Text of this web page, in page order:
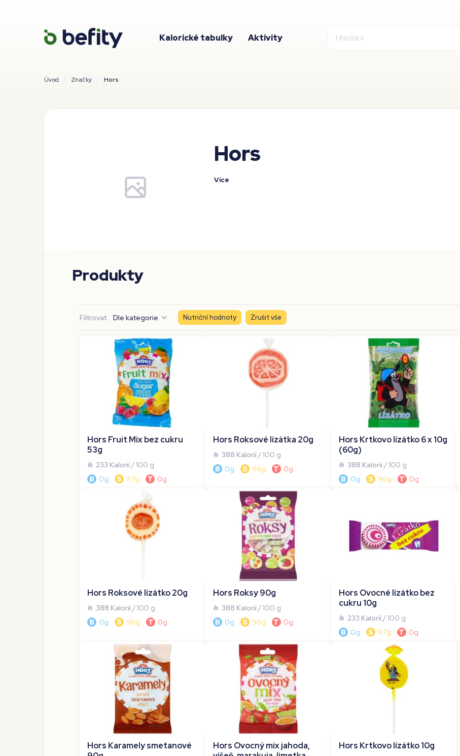
Kalorické tabulky Aktivity
Úvod Značky Hors
Hors
Více
Produkty
Filtrovat: Dle kategorie Nutriční hodnoty Zrušit vše
Hors Fruit Mix bez cukru
53g
233 Kalorií/ 100 g
B
0g S 97g T 0g
Hors Roksové lízátka 20g
388 Kalorií/ 100 g
B
0g S 96g T 0g
Hors Krtkovo lízátko 6 x 10g
(60g)
388 Kalorií/ 100 g
B
0g S 96g T 0g
Hors Roksové lízátko 20g
388 Kalorií/ 100 g
B
0g S 96g T 0g
Hors Roksy 90g
388 Kalorií/ 100 g
B
0g S 96g T 0g
Hors Ovocné lízátko bez
cukru 10g
233 Kalorií/ 100 g
B
0g S 97g T 0g
Hors Karamely smetanové
Hors Ovocný mix jahoda,
Hors Krtkovo lízátko 10g